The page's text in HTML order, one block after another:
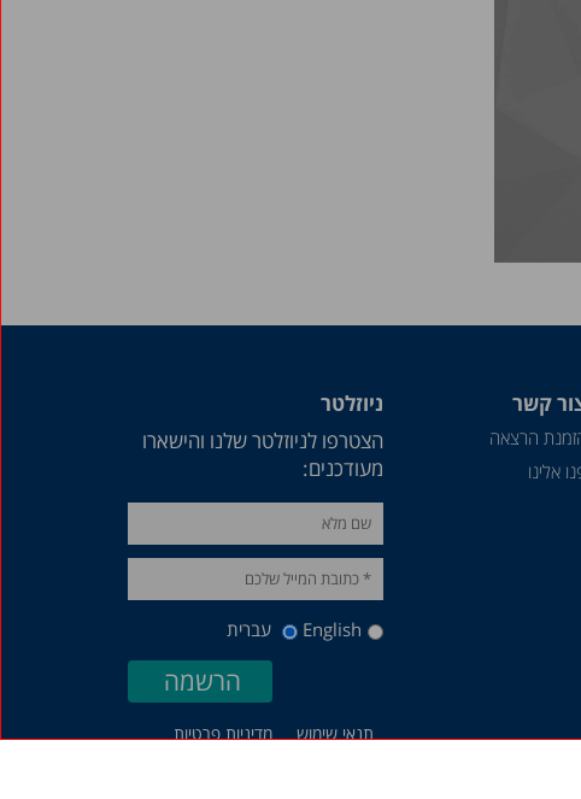
קשר
הרצאה
אלינו
ניוזלטר
הצטרפו לניוזלטר שלנו והישארו
מעודכנים:
English עברית
תנאי שימוש מדיניות פרטיות